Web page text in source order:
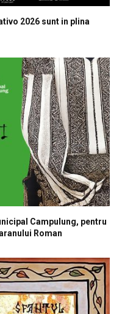
2026 sunt in plina
Campulung, pentru
Roman